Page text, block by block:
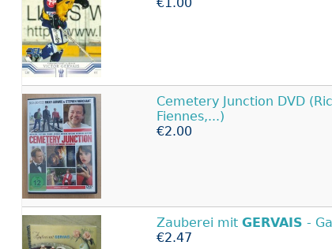
Cemetery Junction DVD
Fiennes,...)
€2.00
Zauberei mit GERVAIS -
€2.47